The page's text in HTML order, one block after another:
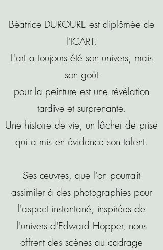
Béatrice DUROURE est diplômée de
l'ICART.
L'art a toujours été son univers, mais
son goût
pour la peinture est une révélation
tardive et surprenante.
Une histoire de vie, un lâcher de prise
qui a mis en évidence son talent.
Ses œuvres, que l'on pourrait
assimiler à des photographies pour
l'aspect instantané, inspirées de
l'univers d'Edward Hopper, nous
offrent des scènes au cadrage